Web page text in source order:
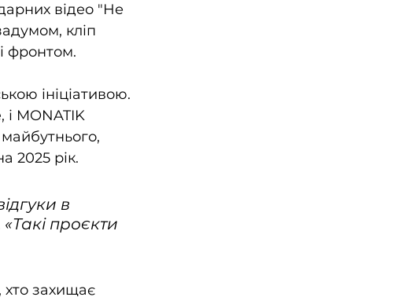
відео "Не
кліп
фронтом.
ініціативою.
і MONATIK
2025 рік.
в
проєкти
хто захищає